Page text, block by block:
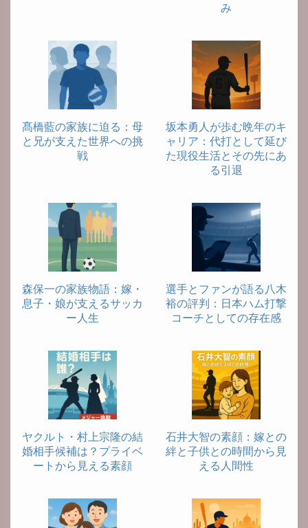
み
髙橋藍の家族に迫る：母
と兄が支えた世界への挑
戦
坂本勇人が歩む晩年のキ
ャリア：代打として延び
た現役生活とその先にあ
る引退
森保一の家族物語：嫁・
息子・娘が支えるサッカ
ー人生
選手とファンが語る八木
裕の評判：日本ハム打撃
コーチとしての存在感
ヤクルト・村上宗隆の結
婚相手候補は？プライベ
ートから見える素顔
石井大智の素顔：嫁との
絆と子供との時間から見
える人間性